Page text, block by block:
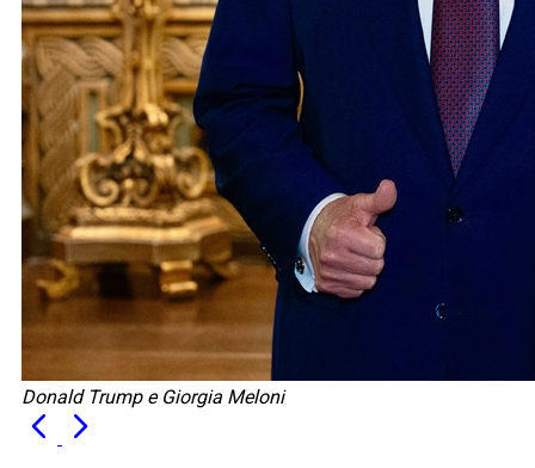
Donald Trump e Giorgia Meloni